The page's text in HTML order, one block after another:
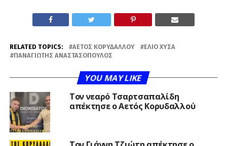
RELATED TOPICS: ΑΕΤΌΣ ΚΟΡΥΔΑΛΛΟΎ
ΈΛΙΟ ΧΎΣΑ
ΠΑΝΑΓΙΏΤΗΣ ΑΝΑΣΤΑΣΌΠΟΥΛΟΣ
YOU MAY LIKE
Τον νεαρό Τσαρτσαπαλίδη
απέκτησε ο Αετός Κορυδαλλού